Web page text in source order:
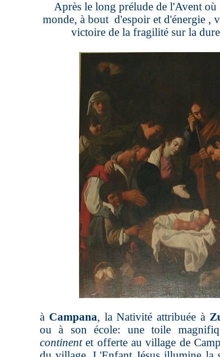
Après le long prélude de l'Avent où
monde, à bout d'espoir et d'énergie ,
victoire de la fragilité sur la
à Campana, la Nativité attribuée à
ou à son école: une toile
continentet offerte au village de